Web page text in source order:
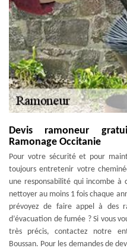
Devis ramoneur
Ramonage Occitanie
Pour votre sécurité et pour
toujours entretenir votre
une responsabilité qui incombe
nettoyer au moins 1 fois chaque
prévoyez de faire appel à des
d’évacuation de fumée ? Si vous
très précis, contactez notre
Boussan. Pour les demandes de